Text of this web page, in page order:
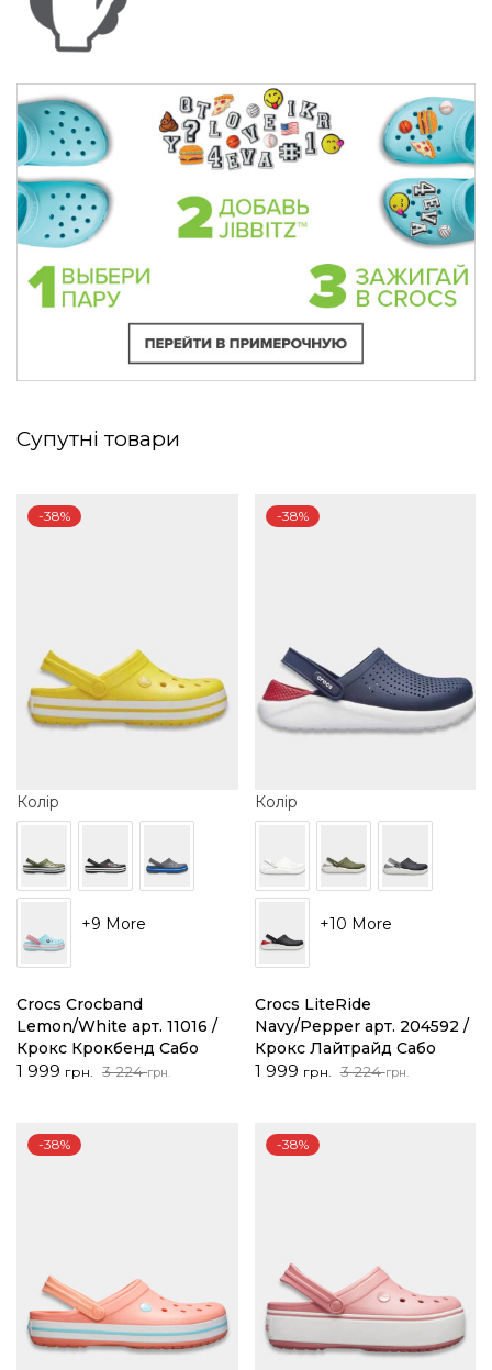
Супутні товари
Колір
+9 More
-38%
Crocs Crocband
Lemon/White арт. 11016 /
Крокс Крокбенд Сабо
3 224грн.
Оригінальна
224 грн..
1 999 грн.
Поточна
999 грн..
Колір
+10 More
-38%
Crocs LiteRide
Navy/Pepper арт. 204592 /
Крокс Лайтрайд Сабо
3 224грн.
Оригінальна
224 грн..
1 999 грн.
Поточна
999 грн..
-38% -38%